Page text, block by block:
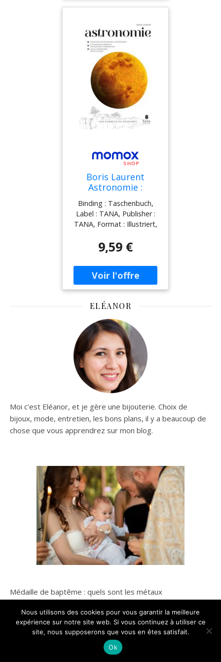
Boris Laurent
Astronomie :
L'Essentiel Pour
S'Initier À
L'Astronomie,
Astuces Pour
Séances
Mieux Comprendre
Notre Univers
Binding : Taschenbuch,
Label : TANA, Publisher :
TANA, Format : Illustriert,
numberOfPages : 160,
publicationDate : 2024-03-
07, releaseDate : 2024-03-
02, authors : Boris Laurent
9,59 €
ELÉANOR
Moi c’est Eléanor, et je gère une bijouterie. Choix de
bijoux, mode, entretien, les bons plans, il y a beaucoup de
chose que vous apprendrez sur mon blog.
Médaille de baptême : quels sont les métaux
recommandés ?
Nous utilisons des cookies pour vous garantir la meilleure
expérience sur notre site web. Si vous continuez à utiliser ce
site, nous supposerons que vous en êtes satisfait.
Ok